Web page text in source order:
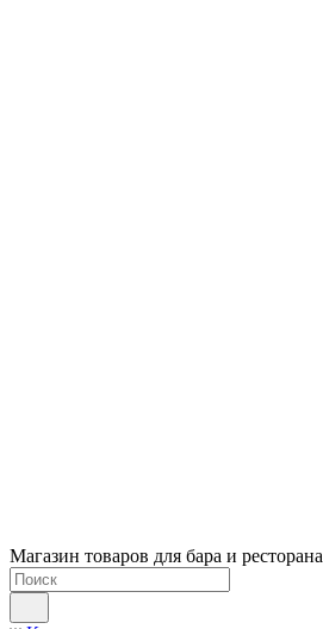
Магазин товаров для бара и ресторана